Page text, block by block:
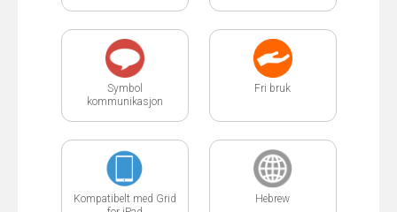
Symbol
kommunikasjon
Fri bruk
Kompatibelt med Grid
Hebrew